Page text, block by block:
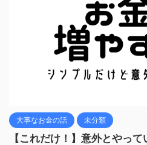
大事なお金の話 未分類
【これだけ！】意外とやっ